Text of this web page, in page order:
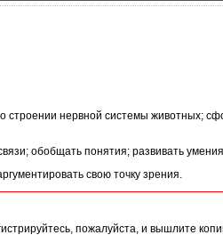
нервной системы животных;
обобщать понятия; развивать
свою точку зрения.
пожалуйста, и вышлите